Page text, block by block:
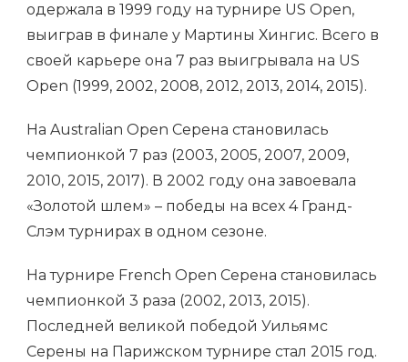
одержала в 1999 году на турнире US Open,
выиграв в финале у Мартины Хингис. Всего в
своей карьере она 7 раз выигрывала на US
Open (1999, 2002, 2008, 2012, 2013, 2014, 2015).
На Australian Open Серена становилась
чемпионкой 7 раз (2003, 2005, 2007, 2009,
2010, 2015, 2017). В 2002 году она завоевала
«Золотой шлем» – победы на всех 4 Гранд-
Слэм турнирах в одном сезоне.
На турнире French Open Серена становилась
чемпионкой 3 раза (2002, 2013, 2015).
Последней великой победой Уильямс
Серены на Парижском турнире стал 2015 год.